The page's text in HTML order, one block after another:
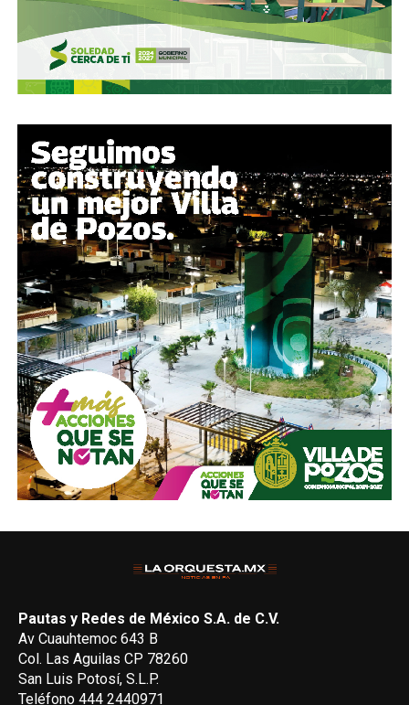
Pautas y Redes de México S.A. de C.V.
Av Cuauhtemoc 643 B
Col. Las Aguilas CP 78260
San Luis Potosí, S.L.P.
Teléfono 444 2440971